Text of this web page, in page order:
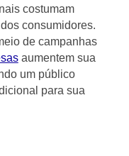
costumam
consumidores.
de campanhas
aumentem sua
um público
para sua